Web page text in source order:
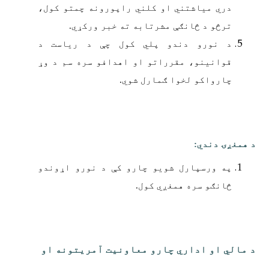
دري میاشتني او کلني راپورونه چمتو کول،
ترڅو د څانګې مشرتابه ته خبر ورکړي.
د نورو دندو پلي کول چې د ریاست د
قوانینو، مقرراتو او اهدافو سره سم د وړ
چارواکو لخوا ګمارل شوي.
د همغږۍ دندي:
په ورسپارل شویو چارو کې د نورو اړوندو
څانګو سره همغږي کول.
د مالي او اداري چارو معاونیت آمريتونه او